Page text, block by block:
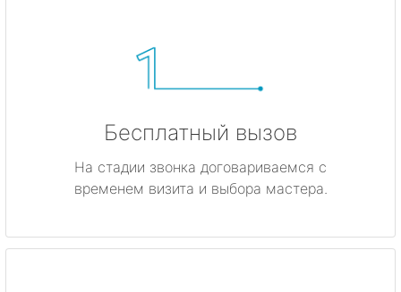
Бесплатный вызов
На стадии звонка договариваемся с
временем визита и выбора мастера.